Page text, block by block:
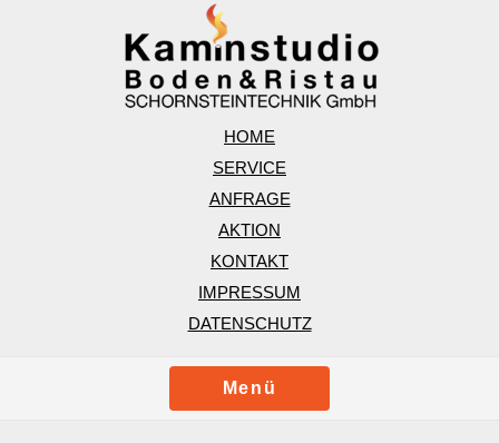
HOME
SERVICE
ANFRAGE
AKTION
KONTAKT
IMPRESSUM
DATENSCHUTZ
Menü